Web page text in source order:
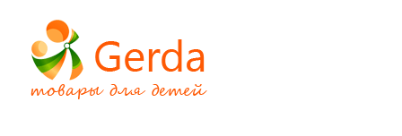
основному
содержанию